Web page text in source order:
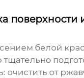
поверхности
белой
очистить от